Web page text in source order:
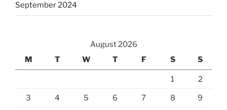
September 2024
August 2026
M
T W T F S S
1 2
3 4 5 6 7 8 9